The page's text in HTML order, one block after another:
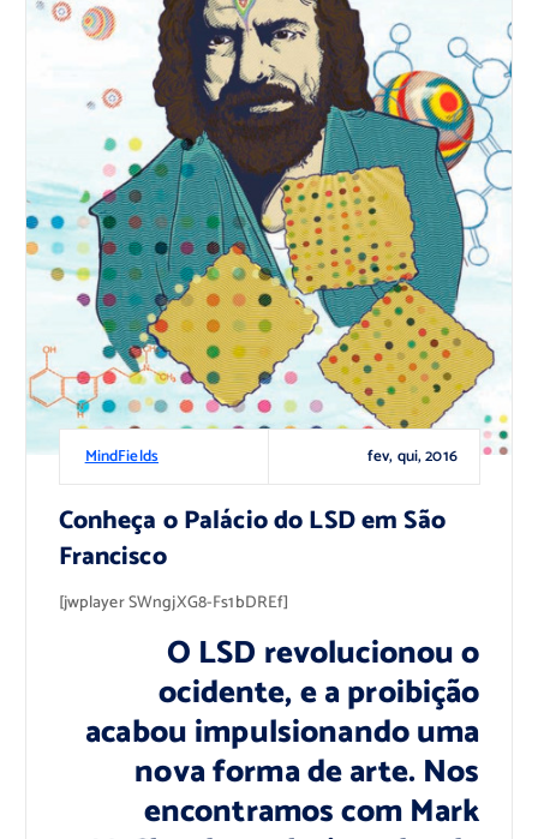
MindFields fev, qui, 2016
Conheça o Palácio do LSD em São
Francisco
[jwplayer SWngjXG8-Fs1bDREf]
O LSD revolucionou o
ocidente, e a proibição
acabou impulsionando uma
nova forma de arte. Nos
encontramos com Mark